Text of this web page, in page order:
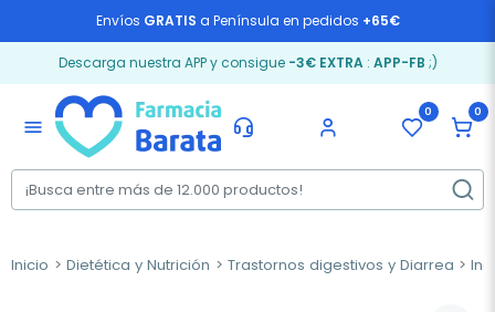
Envíos GRATIS a Península en pedidos +65€
Descarga nuestra APP y consigue -3€ EXTRA: APP-FB ;)
menu
0 0
Inicio Dietética y Nutrición Trastornos digestivos y Diarrea